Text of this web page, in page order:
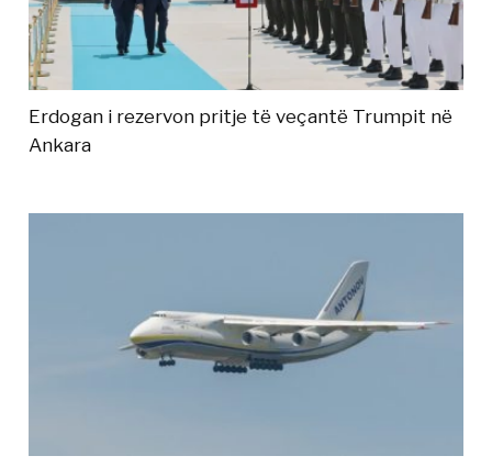
Erdogan i rezervon pritje të veçantë Trumpit në
Ankara